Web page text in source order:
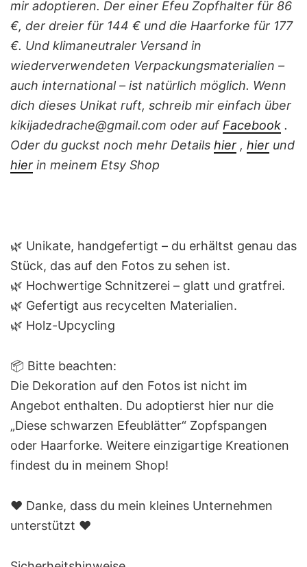
mir adoptieren. Der einer Efeu Zopfhalter für 86
€, der dreier für 144 € und die Haarforke für 177
€. Und klimaneutraler Versand in
wiederverwendeten Verpackungsmaterialien –
auch international – ist natürlich möglich. Wenn
dich dieses Unikat ruft, schreib mir einfach über
kikijadedrache@gmail.com oder auf Facebook .
Oder du guckst noch mehr Details hier , hier und
hier in meinem Etsy Shop
🌿 Unikate, handgefertigt – du erhältst genau das
Stück, das auf den Fotos zu sehen ist.
🌿 Hochwertige Schnitzerei – glatt und gratfrei.
🌿 Gefertigt aus recycelten Materialien.
🌿 Holz-Upcycling
📦 Bitte beachten:
Die Dekoration auf den Fotos ist nicht im
Angebot enthalten. Du adoptierst hier nur die
„Diese schwarzen Efeublätter“ Zopfspangen
oder Haarforke. Weitere einzigartige Kreationen
findest du in meinem Shop!
❤️ Danke, dass du mein kleines Unternehmen
unterstützt ❤️